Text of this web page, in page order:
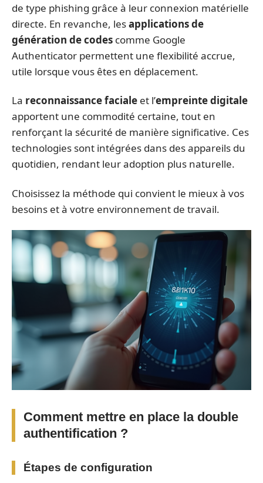
de type phishing grâce à leur connexion matérielle
directe. En revanche, lesapplications de
génération de codes comme Google
Authenticator permettent une flexibilité accrue,
utile lorsque vous êtes en déplacement.
La reconnaissance faciale et l’empreinte digitale
apportent une commodité certaine, tout en
renforçant la sécurité de manière significative. Ces
technologies sont intégrées dans des appareils du
quotidien, rendant leur adoption plus naturelle.
Choisissez la méthode qui convient le mieux à vos
besoins et à votre environnement de travail.
Comment mettre en place la double
authentification ?
Étapes de configuration